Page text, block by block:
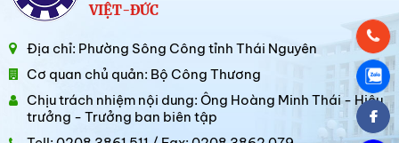
VIỆT-ĐỨC
Địa chỉ: Phường Sông Công tỉnh Thái Nguyên
Cơ quan chủ quản: Bộ Công Thương
Chịu trách nhiệm nội dung: Ông Hoàng Minh Thái - Hiệu
trưởng - Trưởng ban biên tập